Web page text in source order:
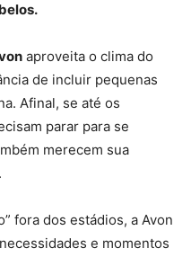
aproveita o clima do
de incluir pequenas
Afinal, se até os
parar para se
merecem sua
fora dos estádios, a Avon
e momentos